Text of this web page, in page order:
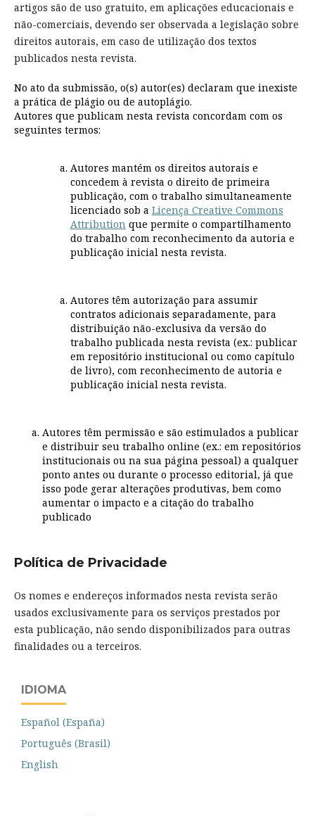
artigos são de uso gratuito, em aplicações educacionais e
não-comerciais, devendo ser observada a legislação sobre
direitos autorais, em caso de utilização dos textos
publicados nesta revista.
No ato da submissão, o(s) autor(es) declaram que inexiste
a prática de plágio ou de autoplágio.
Autores que publicam nesta revista concordam com os
seguintes termos:
Autores mantém os direitos autorais e
concedem à revista o direito de primeira
publicação, com o trabalho simultaneamente
licenciado sob a Licença Creative Commons
Attributionque permite o compartilhamento
do trabalho com reconhecimento da autoria e
publicação inicial nesta revista.
Autores têm autorização para assumir
contratos adicionais separadamente, para
distribuição não-exclusiva da versão do
trabalho publicada nesta revista (ex.: publicar
em repositório institucional ou como capítulo
de livro), com reconhecimento de autoria e
publicação inicial nesta revista.
Autores têm permissão e são estimulados a publicar
e distribuir seu trabalho online (ex.: em repositórios
institucionais ou na sua página pessoal) a qualquer
ponto antes ou durante o processo editorial, já que
isso pode gerar alterações produtivas, bem como
aumentar o impacto e a citação do trabalho
publicado
Política de Privacidade
Os nomes e endereços informados nesta revista serão
usados exclusivamente para os serviços prestados por
esta publicação, não sendo disponibilizados para outras
finalidades ou a terceiros.
IDIOMA
Español (España)
Português (Brasil)
English